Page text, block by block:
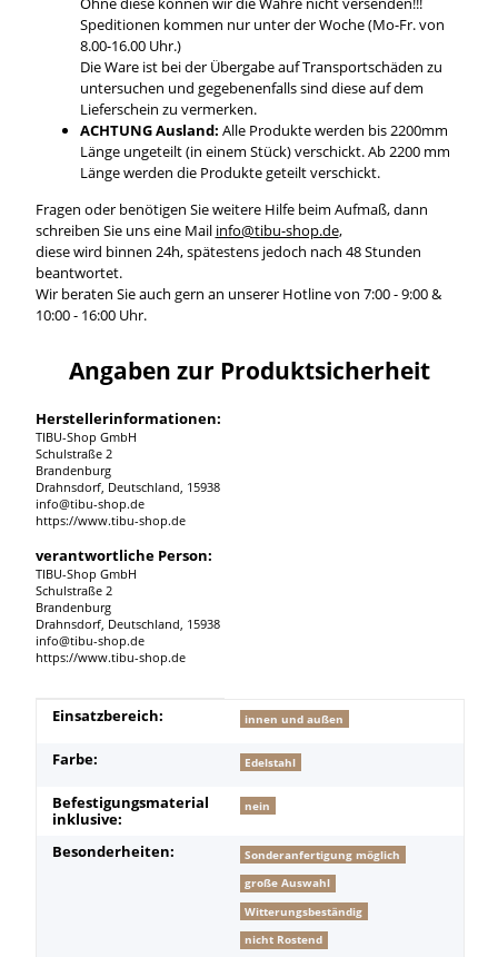
Speditionen kommen nur unter der Woche (Mo-Fr. von
8.00-16.00 Uhr.)
Die Ware ist bei der Übergabe auf Transportschäden zu
untersuchen und gegebenenfalls sind diese auf dem
Lieferschein zu vermerken.
ACHTUNG Ausland: Alle Produkte werden bis 2200mm
Länge ungeteilt (in einem Stück) verschickt. Ab 2200 mm
Länge werden die Produkte geteilt verschickt.
Fragen oder benötigen Sie weitere Hilfe beim Aufmaß, dann
schreiben Sie uns eine Mail info@tibu-shop.de,
diese wird binnen 24h, spätestens jedoch nach 48 Stunden
beantwortet.
Wir beraten Sie auch gern an unserer Hotline von 7:00 - 9:00 &
10:00 - 16:00 Uhr.
Angaben zur Produktsicherheit
Herstellerinformationen:
TIBU-Shop GmbH
Schulstraße 2
Brandenburg
Drahnsdorf, Deutschland, 15938
info@tibu-shop.de
https://www.tibu-shop.de
verantwortliche Person:
TIBU-Shop GmbH
Schulstraße 2
Brandenburg
Drahnsdorf, Deutschland, 15938
info@tibu-shop.de
https://www.tibu-shop.de
Produkteigenschaft
Wert
Einsatzbereich: innen und außen
Farbe: Edelstahl
Befestigungsmaterial
inklusive:
nein
Besonderheiten:
Sonderanfertigung möglich
große Auswahl
Witterungsbeständig
nicht Rostend